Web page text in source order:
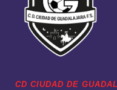
CD CIUDAD DE